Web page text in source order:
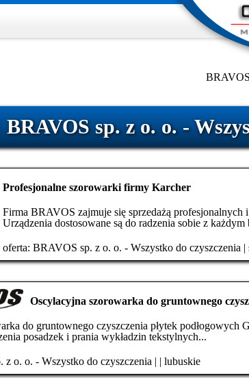
BRAVOS sp. z o. o. -
Profesjonalne szorowarki firmy Karcher
Firma BRAVOS zajmuje się sprzedażą
Urządzenia dostosowane są do radzenia sobie z
oferta: BRAVOS sp. z o. o. - Wszystko do czyszczenia |
Oscylacyjna szorowarka do gruntownego
do gruntownego czyszczenia płytek
posadzek i prania wykładzin tekstylnych...
z o. o. - Wszystko do czyszczenia | | lubuskie